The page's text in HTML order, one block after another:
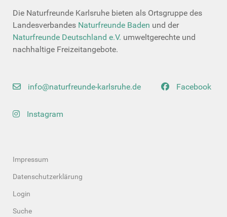
Die Naturfreunde Karlsruhe bieten als Ortsgruppe des
Landesverbandes Naturfreunde Baden und der
Naturfreunde Deutschland e.V. umweltgerechte und
nachhaltige Freizeitangebote.
info@naturfreunde-karlsruhe.de Facebook
Instagram
Impressum
Datenschutzerklärung
Login
Suche